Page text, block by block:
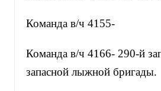
Команда в/ч 4155-
Команда в/ч 4166- 290-й
запасной лыжной бригады.